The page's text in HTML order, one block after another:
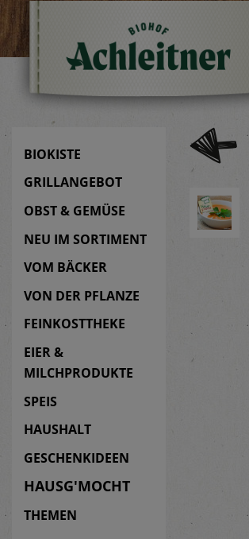
BIOKISTE
GRILLANGEBOT
OBST & GEMÜSE
NEU IM SORTIMENT
VOM BÄCKER
VON DER PFLANZE
FEINKOSTTHEKE
EIER &
MILCHPRODUKTE
SPEIS
HAUSHALT
GESCHENKIDEEN
HAUSG'MOCHT
THEMEN